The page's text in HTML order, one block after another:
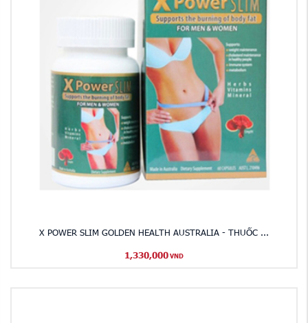
X POWER SLIM GOLDEN HEALTH AUSTRALIA - THUỐC ...
1,330,000 VND